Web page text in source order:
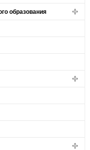
образования